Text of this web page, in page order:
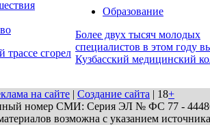
трассе сгорел
Образование
Более двух тысяч молодых
специалистов в этом году
Кузбасский медицинский
на сайте | Создание сайта | 18+
номер СМИ: Серия ЭЛ № ФС 77 - 44486
возможна с указанием